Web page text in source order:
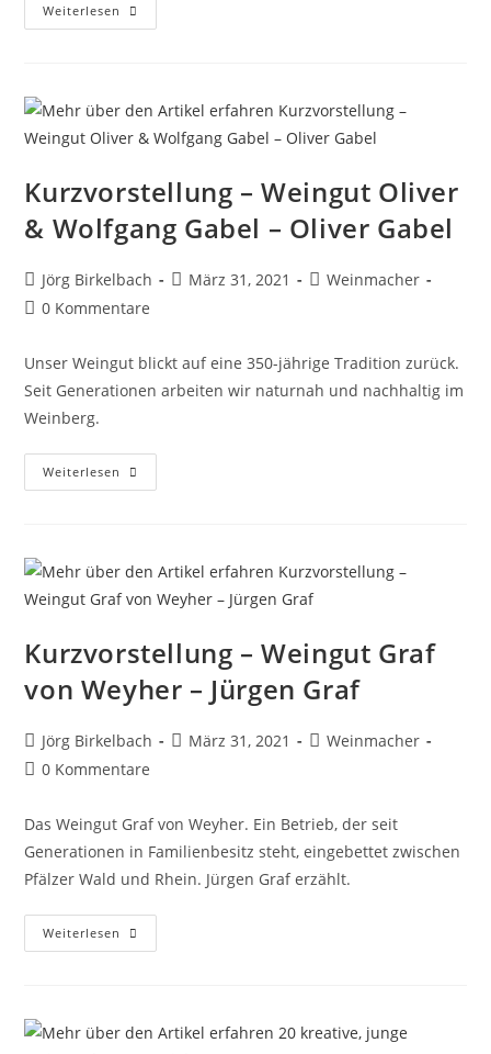
Weiterlesen
Kurzvorstellung – Weingut Oliver
& Wolfgang Gabel – Oliver Gabel
Jörg Birkelbach März 31, 2021
Weinmacher
0 Kommentare
Unser Weingut blickt auf eine 350-jährige Tradition zurück.
Seit Generationen arbeiten wir naturnah und nachhaltig im
Weinberg.
Weiterlesen
Kurzvorstellung – Weingut Graf
von Weyher – Jürgen Graf
Jörg Birkelbach März 31, 2021
Weinmacher
0 Kommentare
Das Weingut Graf von Weyher. Ein Betrieb, der seit
Generationen in Familienbesitz steht, eingebettet zwischen
Pfälzer Wald und Rhein. Jürgen Graf erzählt.
Weiterlesen